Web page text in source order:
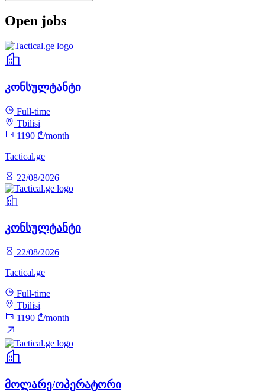
Open jobs
კონსულტანტი
Full-time
Tbilisi
1190 ₾/month
Tactical.ge
22/08/2026
კონსულტანტი
22/08/2026
Tactical.ge
Full-time
Tbilisi
1190 ₾/month
მოლარე/ოპერატორი